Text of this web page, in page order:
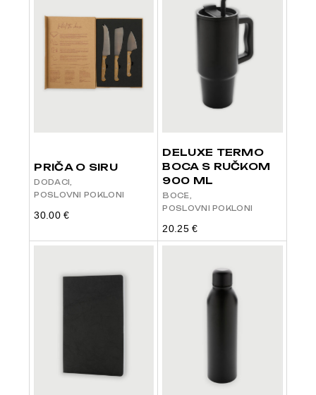
PRIČA O SIRU
DODACI
POSLOVNI POKLONI
30.00€
DELUXE TERMO
BOCA S RUČKOM
900 ML
BOCE
POSLOVNI POKLONI
20.25€